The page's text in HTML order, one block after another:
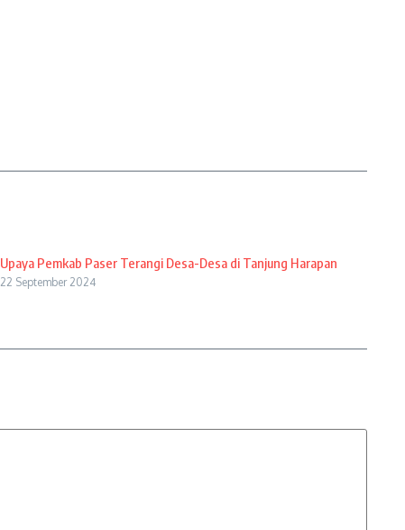
Upaya Pemkab Paser Terangi Desa-Desa di Tanjung Harapan
22 September 2024